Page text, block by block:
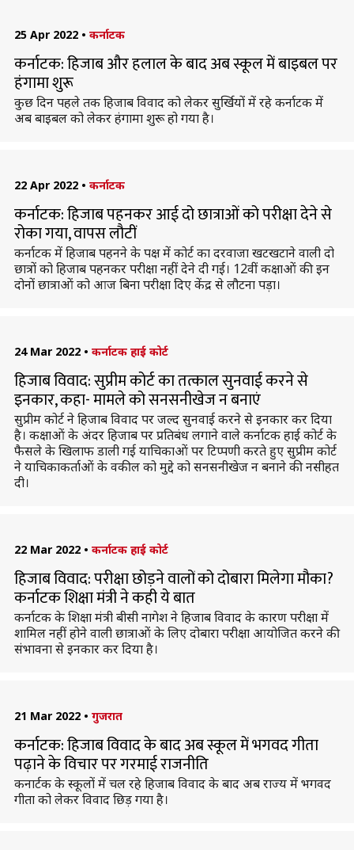
25 Apr 2022 • कर्नाटक
कर्नाटक: हिजाब और हलाल के बाद अब स्कूल में बाइबल पर
हंगामा शुरू
कुछ दिन पहले तक हिजाब विवाद को लेकर सुर्खियों में रहे कर्नाटक में
अब बाइबल को लेकर हंगामा शुरू हो गया है।
22 Apr 2022 • कर्नाटक
कर्नाटक: हिजाब पहनकर आई दो छात्राओं को परीक्षा देने से
रोका गया, वापस लौटीं
कर्नाटक में हिजाब पहनने के पक्ष में कोर्ट का दरवाजा खटखटाने वाली दो
छात्रों को हिजाब पहनकर परीक्षा नहीं देने दी गई। 12वीं कक्षाओं की इन
दोनों छात्राओं को आज बिना परीक्षा दिए केंद्र से लौटना पड़ा।
24 Mar 2022 • कर्नाटक हाई कोर्ट
हिजाब विवाद: सुप्रीम कोर्ट का तत्काल सुनवाई करने से
इनकार, कहा- मामले को सनसनीखेज न बनाएं
सुप्रीम कोर्ट ने हिजाब विवाद पर जल्द सुनवाई करने से इनकार कर दिया
है। कक्षाओं के अंदर हिजाब पर प्रतिबंध लगाने वाले कर्नाटक हाई कोर्ट के
फैसले के खिलाफ डाली गई याचिकाओं पर टिप्पणी करते हुए सुप्रीम कोर्ट
ने याचिकाकर्ताओं के वकील को मुद्दे को सनसनीखेज न बनाने की नसीहत
दी।
22 Mar 2022 • कर्नाटक हाई कोर्ट
हिजाब विवाद: परीक्षा छोड़ने वालों को दोबारा मिलेगा मौका?
कर्नाटक शिक्षा मंत्री ने कही ये बात
कर्नाटक के शिक्षा मंत्री बीसी नागेश ने हिजाब विवाद के कारण परीक्षा में
शामिल नहीं होने वाली छात्राओं के लिए दोबारा परीक्षा आयोजित करने की
संभावना से इनकार कर दिया है।
21 Mar 2022 • गुजरात
कर्नाटक: हिजाब विवाद के बाद अब स्कूल में भगवद गीता
पढ़ाने के विचार पर गरमाई राजनीति
कनार्टक के स्कूलों में चल रहे हिजाब विवाद के बाद अब राज्य में भगवद
गीता को लेकर विवाद छिड़ गया है।